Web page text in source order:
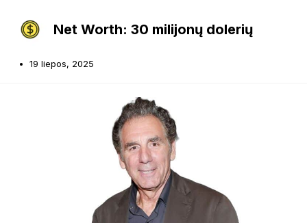
Net Worth: 30 milijonų dolerių
19 liepos, 2025